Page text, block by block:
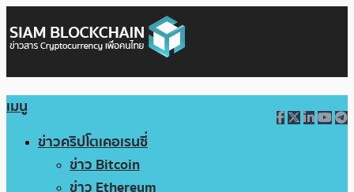
เมนู
ข่าวคริปโตเคอเรนซี่
ข่าว Bitcoin